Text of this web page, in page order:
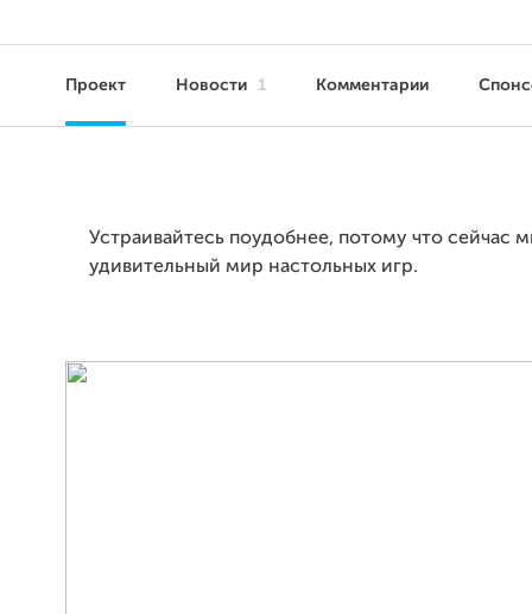
Проект Новости 1 Комментарии
Устраивайтесь поудобнее, потому что сейчас
удивительный мир настольных игр.